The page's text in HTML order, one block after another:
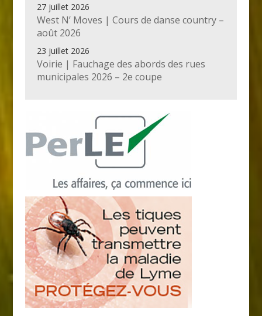
27 juillet 2026
West N’ Moves | Cours de danse country –
août 2026
23 juillet 2026
Voirie | Fauchage des abords des rues
municipales 2026 – 2e coupe